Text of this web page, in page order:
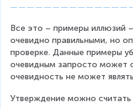
Все это – примеры иллюзий
очевидно правильными, но
проверке. Данные примеры
очевидным запросто может
очевидность не может
Утверждение можно считать